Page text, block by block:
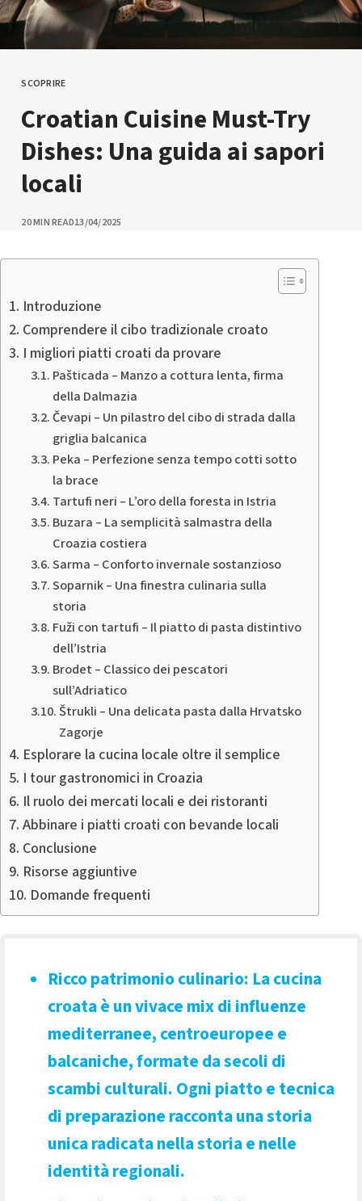
CATEGORY
SCOPRIRE
Croatian Cuisine Must-Try
Dishes: Una guida ai sapori
locali
20 MIN READPUBLISHED
13/04/2025
Introduzione
Comprendere il cibo tradizionale croato
I migliori piatti croati da provare
Pašticada – Manzo a cottura lenta, firma
della Dalmazia
Čevapi – Un pilastro del cibo di strada dalla
griglia balcanica
Peka – Perfezione senza tempo cotti sotto
la brace
Tartufi neri – L’oro della foresta in Istria
Buzara – La semplicità salmastra della
Croazia costiera
Sarma – Conforto invernale sostanzioso
Soparnik – Una finestra culinaria sulla
storia
Fuži con tartufi – Il piatto di pasta distintivo
dell’Istria
Brodet – Classico dei pescatori
sull’Adriatico
Štrukli – Una delicata pasta dalla Hrvatsko
Zagorje
Esplorare la cucina locale oltre il semplice
I tour gastronomici in Croazia
Il ruolo dei mercati locali e dei ristoranti
Abbinare i piatti croati con bevande locali
Conclusione
Risorse aggiuntive
Domande frequenti
Ricco patrimonio culinario: La cucina
croata è un vivace mix di influenze
mediterranee, centroeuropee e
balcaniche, formate da secoli di
scambi culturali. Ogni piatto e tecnica
di preparazione racconta una storia
unica radicata nella storia e nelle
identità regionali.